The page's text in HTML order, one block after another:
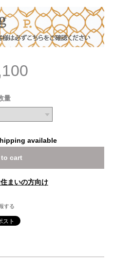
量
available
cart
まいの方向け
する